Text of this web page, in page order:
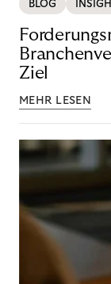
BLOG
Ziel
MEHR LESEN